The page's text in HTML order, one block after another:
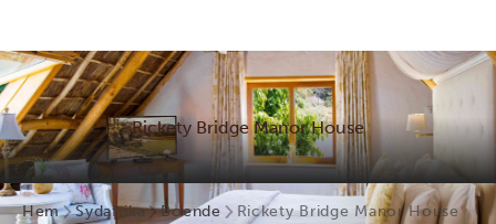
Rickety Bridge Manor House
Hem Sydafrika Boende Rickety Bridge Manor House